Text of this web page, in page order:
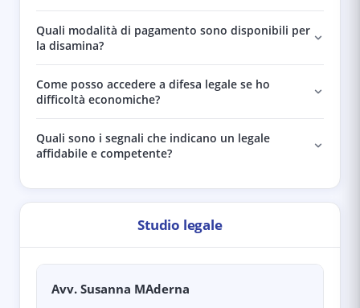
Quali modalità di pagamento sono disponibili per
la disamina?
Come posso accedere a difesa legale se ho
difficoltà economiche?
Quali sono i segnali che indicano un legale
affidabile e competente?
Studio legale
Avv. Susanna MAderna